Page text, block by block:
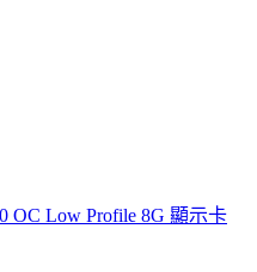
OC Low Profile 8G 顯示卡